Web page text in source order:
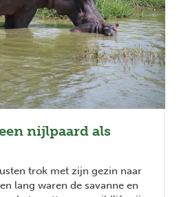
nijlpaard als
trok met zijn gezin naar
lang waren de savanne en